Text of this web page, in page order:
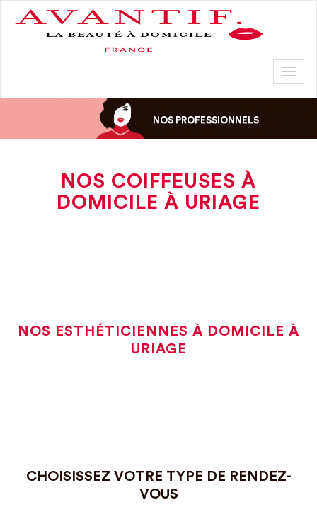
NOS PROFESSIONNELS
NOS COIFFEUSES À
DOMICILE À URIAGE
NOS ESTHÉTICIENNES À DOMICILE À
URIAGE
CHOISISSEZ VOTRE TYPE DE RENDEZ-
VOUS